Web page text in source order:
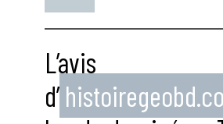
L’avis
d’